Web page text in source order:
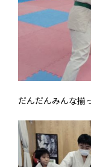
だんだんみんな揃